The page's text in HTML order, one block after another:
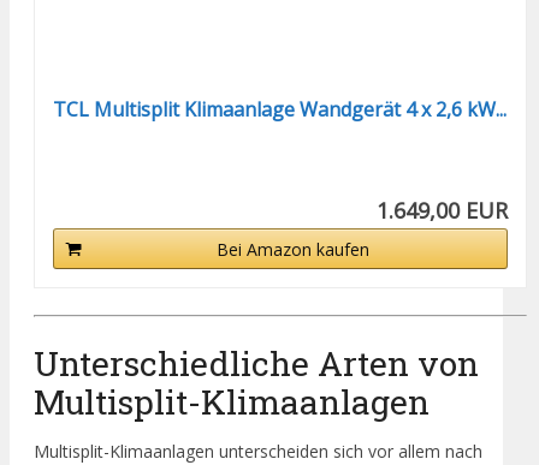
TCL Multisplit Klimaanlage Wandgerät 4 x 2,6 kW...
1.649,00 EUR
Bei Amazon kaufen
Unterschiedliche Arten von
Multisplit-Klimaanlagen
Multisplit-Klimaanlagen unterscheiden sich vor allem nach